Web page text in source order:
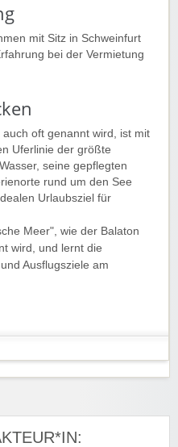
mit Sitz in Schweinfurt
bei der Vermietung
oft genannt wird, ist mit
Uferlinie der größte
seine gepflegten
rund um den See
Urlaubsziel für
Meer", wie der Balaton
wird, und lernt die
Ausflugsziele am